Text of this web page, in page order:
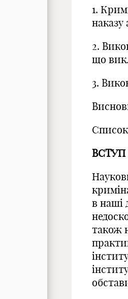
1.
2.
що
3.
ВСТУП
в наші
також